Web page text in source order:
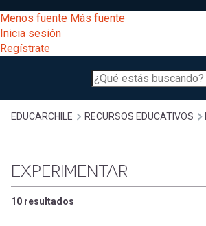
al
contenido
principal
[Educarchile
Escritorio]
Menú
entrar
Menos fuente Más fuente
Inicia sesión
Regístrate
Buscar
Menú
principal
Desarrollo
Expand
Gestión
Comunidad
Expand
Sobrescribir
enlaces
de
EDUCARCHILE RECURSOS EDUCATIVOS
EXPERIMENTAR
10 resultados